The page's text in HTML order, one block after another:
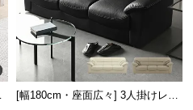
[幅180cm・座面広々] 3人掛けレザ